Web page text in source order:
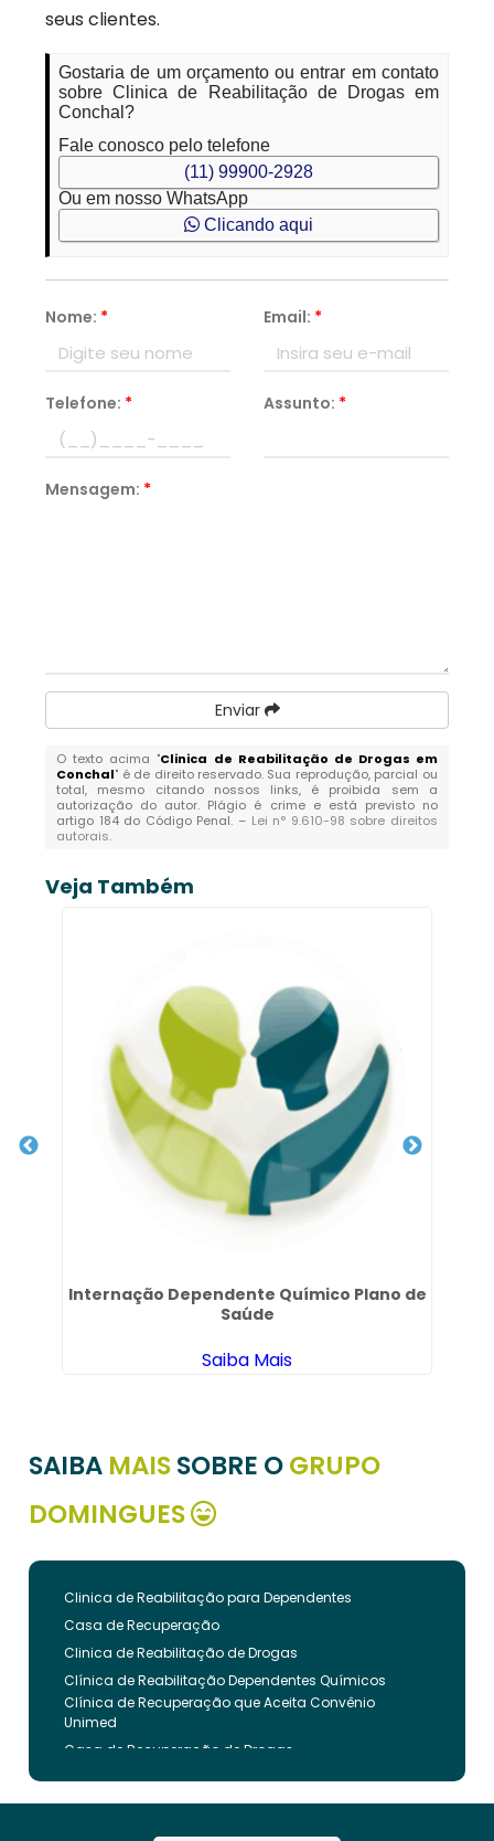
seus clientes.
Gostaria de um orçamento ou entrar em contato
sobre Clinica de Reabilitação de Drogas em
Conchal?
Fale conosco pelo telefone
(11) 99900-2928
Ou em nosso WhatsApp
Clicando aqui
Nome: * Email: *
Telefone: * Assunto: *
Mensagem: *
Enviar
O texto acima "Clinica de Reabilitação de Drogas em
Conchal" é de direito reservado. Sua reprodução, parcial ou
total, mesmo citando nossos links, é proibida sem a
autorização do autor. Plágio é crime e está previsto no
artigo 184 do Código Penal. – Lei n° 9.610-98 sobre direitos
autorais.
Veja Também
Internação Dependente Químico Plano de
Saúde
Saiba Mais
SAIBA MAISSOBRE OGRUPO
DOMINGUES
Clinica de Reabilitação para Dependentes
Casa de Recuperação
Clinica de Reabilitação de Drogas
Clínica de Reabilitação Dependentes Químicos
Clínica de Recuperação que Aceita Convênio
Unimed
Casa de Recuperação de Drogas
Clínica de Reabilitação de Dependentes Químicos
Clinica de Recuperação de Drogas Pelo Bradesco